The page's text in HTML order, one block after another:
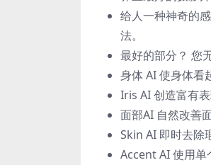
给人一种神奇的
法。
最好的部分？ 您
身体 AI 使身体看
Iris AI 创造富有
面部AI 自然改善
Skin AI 即时去除
Accent AI 使用单